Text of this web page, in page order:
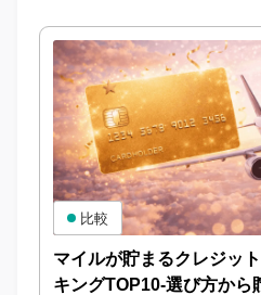
マイルが貯まるクレジッ
キングTOP10-選び方から
比較